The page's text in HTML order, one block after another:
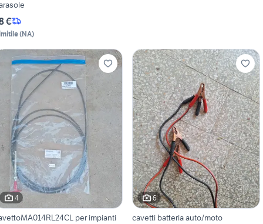
€
(NA)
4
per impianti
6
cavetti batteria auto/moto